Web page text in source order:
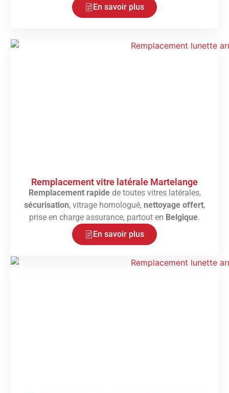
En savoir plus
Remplacement vitre latérale Martelange
Remplacement rapidede toutes vitres latérales,
sécurisation, vitrage homologué, nettoyage offert,
prise en charge assurance, partout en Belgique.
En savoir plus